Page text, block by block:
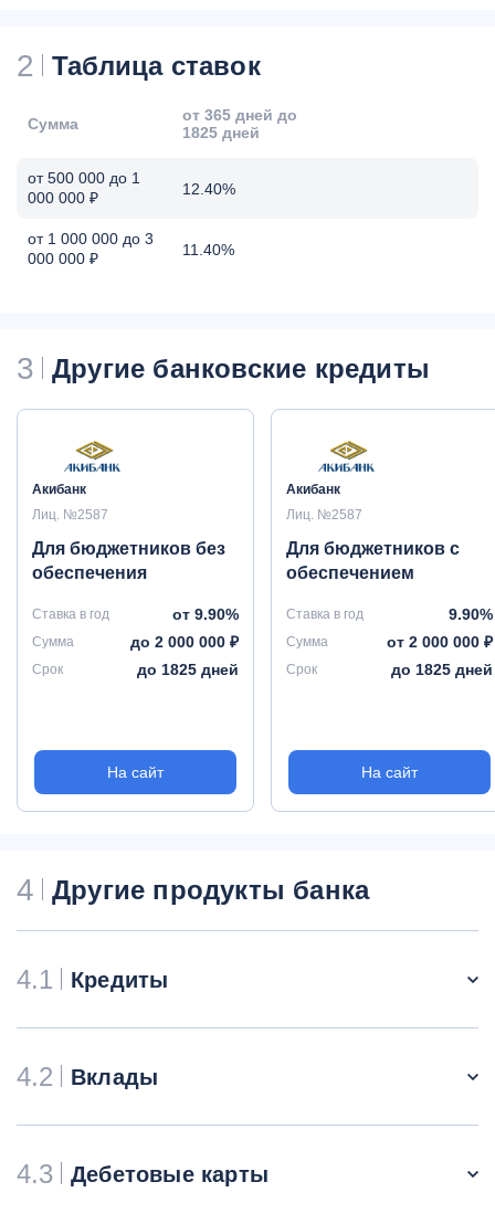
2 Таблица ставок
Сумма
от 365 дней до
1825 дней
от 500 000 до 1
000 000 ₽
12.40%
от 1 000 000 до 3
000 000 ₽
11.40%
3 Другие банковские кредиты
Акибанк
Лиц. №2587
Для бюджетников без
обеспечения
Ставка в год от 9.90%
Сумма до 2 000 000 ₽
Срок до 1825 дней
На сайт
Акибанк
Лиц. №2587
Для бюджетников с
обеспечением
Ставка в год 9.90%
Сумма от 2 000 000 ₽
Срок до 1825 дней
На сайт
4 Другие продукты банка
4.1 Кредиты
4.2 Вклады
4.3 Дебетовые карты